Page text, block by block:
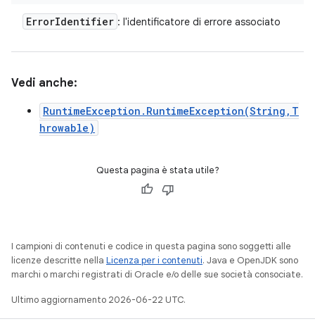
ErrorIdentifier : l'identificatore di errore associato
Vedi anche:
RuntimeException.RuntimeException(String,T
hrowable)
Questa pagina è stata utile?
I campioni di contenuti e codice in questa pagina sono soggetti alle
licenze descritte nella Licenza per i contenuti. Java e OpenJDK sono
marchi o marchi registrati di Oracle e/o delle sue società consociate.
Ultimo aggiornamento 2026-06-22 UTC.